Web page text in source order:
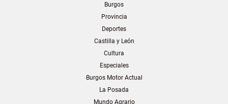
Burgos
Provincia
Deportes
Castilla y León
Cultura
Especiales
Burgos Motor Actual
La Posada
Mundo Agrario